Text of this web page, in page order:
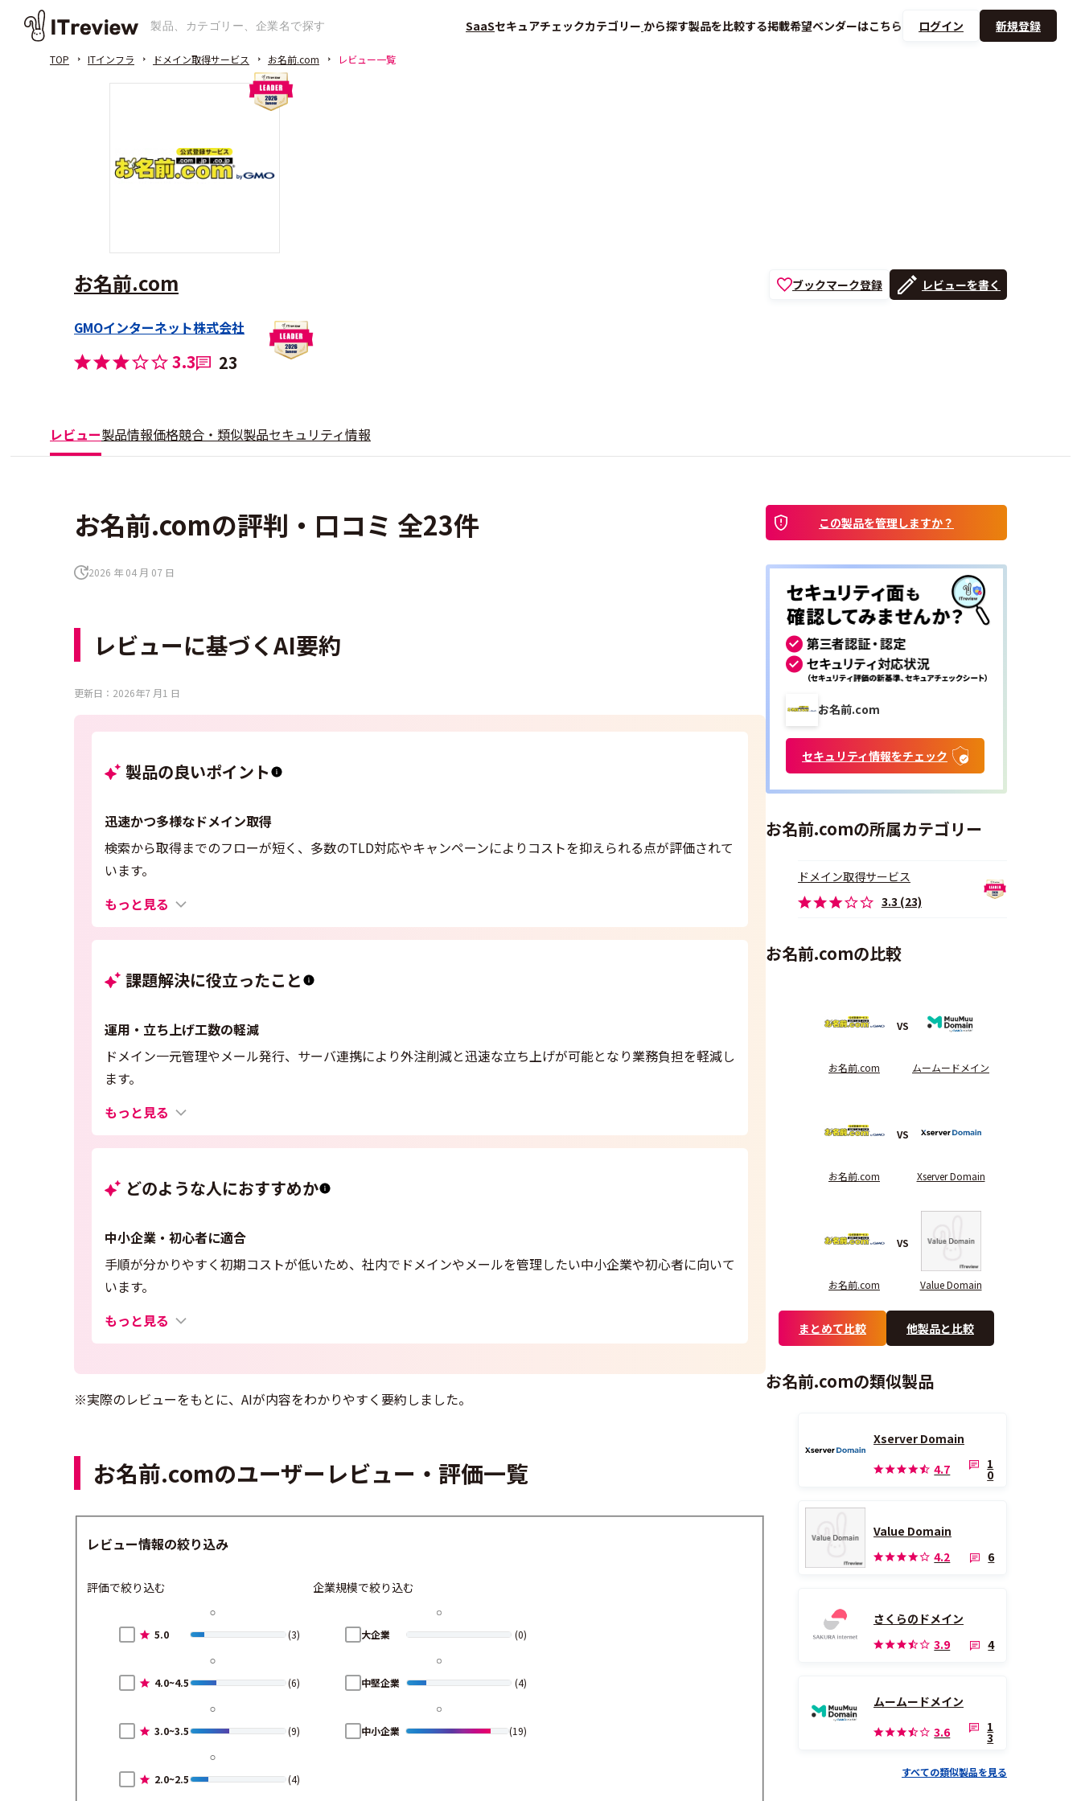
SaaSセキュアチェックカテゴリー から探す製品を比較する掲載希望ベンダーはこちら ログイン 新規登録
TOP ITインフラ ドメイン取得サービス お名前.com レビュー一覧
お名前.com
GMOインターネット株式会社
3.3 23
ブックマーク登録 レビューを書く
レビュー製品情報価格競合・類似製品セキュリティ情報
お名前.comの評判・口コミ 全23件
2026 年 04 月 07 日
レビューに基づくAI要約
更新日：2026年7 月1 日
製品の良いポイント
迅速かつ多様なドメイン取得
検索から取得までのフローが短く、多数のTLD対応やキャンペーンによりコストを抑えられる点が評価されて
います。
もっと見る
課題解決に役立ったこと
運用・立ち上げ工数の軽減
ドメイン一元管理やメール発行、サーバ連携により外注削減と迅速な立ち上げが可能となり業務負担を軽減し
ます。
もっと見る
どのような人におすすめか
中小企業・初心者に適合
手順が分かりやすく初期コストが低いため、社内でドメインやメールを管理したい中小企業や初心者に向いて
います。
もっと見る
※実際のレビューをもとに、AIが内容をわかりやすく要約しました。
お名前.comのユーザーレビュー・評価一覧
レビュー情報の絞り込み
評価で絞り込む
5.0 (3)
4.0~4.5 (6)
3.0~3.5 (9)
2.0~2.5 (4)
企業規模で絞り込む
大企業 (0)
中堅企業 (4)
中小企業 (19)
この製品を管理しますか？
お名前.com
セキュリティ情報をチェック
お名前.comの所属カテゴリー
ドメイン取得サービス
3.3 (23)
お名前.comの比較
お名前.com
VS
ムームードメイン
お名前.com
VS
Xserver Domain
お名前.com
VS
Value Domain
まとめて比較 他製品と比較
お名前.comの類似製品
Xserver Domain
4.7
1
0
Value Domain
4.2
6
さくらのドメイン
3.9
4
ムームードメイン
3.6
1
3
すべての類似製品を見る